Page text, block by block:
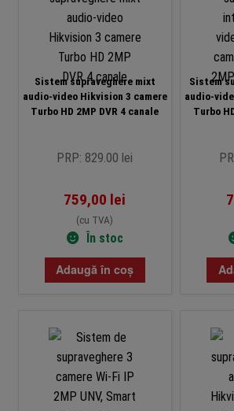
Sistem supraveghere mixt
audio-video Hikvision 3 camere
Turbo HD 2MP DVR 4 canale
PRP: 829.00 lei
759,00 lei
(cu TVA)
În stoc
Adaugă în coș
Sistem
audio-
Turbo